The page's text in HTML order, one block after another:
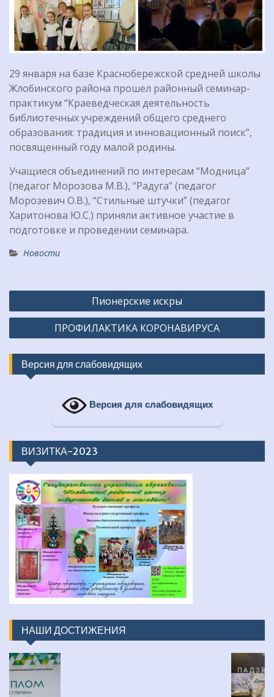
29 января на базе Краснобережской средней школы
Жлобинского района прошел районный семинар-
практикум “Краеведческая деятельность
библиотечных учреждений общего среднего
образования: традиция и инновационный поиск”,
посвященный году малой родины.
Учащиеся объединений по интересам “Модница”
(педагог Морозова М.В.), “Радуга” (педагог
Морозевич О.В.), “Стильные штучки” (педагог
Харитонова Ю.С.) приняли активное участие в
подготовке и проведении семинара.
Новости
Навигация
по
записям
Пионерские искры
ПРОФИЛАКТИКА КОРОНАВИРУСА
Версия для слабовидящих
Версия для слабовидящих
ВИЗИТКА-2023
НАШИ ДОСТИЖЕНИЯ